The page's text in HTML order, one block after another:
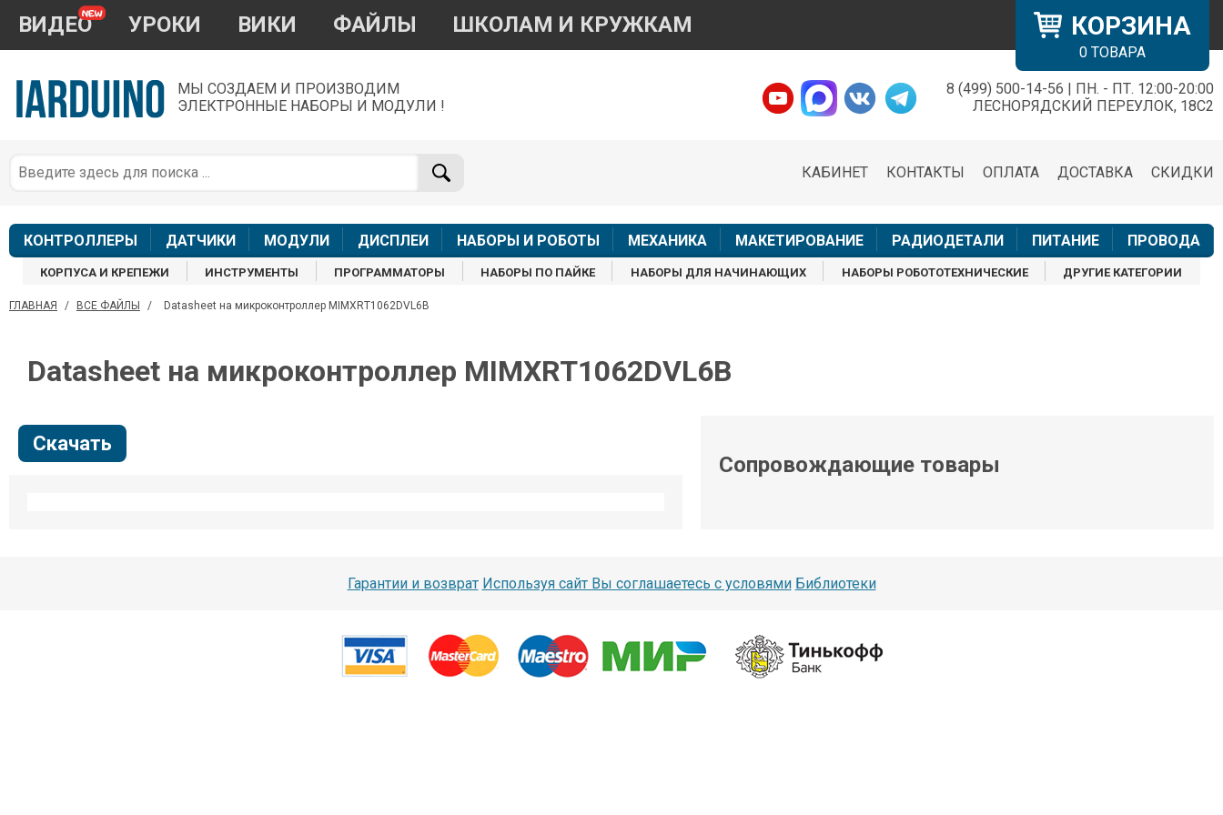
КОРЗИНА
0 ТОВАРА
ВИДЕО УРОКИ ВИКИ ФАЙЛЫ ШКОЛАМ И КРУЖКАМ
МЫ СОЗДАЕМ И ПРОИЗВОДИМ
ЭЛЕКТРОННЫЕ НАБОРЫ И МОДУЛИ !
8 (499) 500-14-56 | ПН. - ПТ. 12:00-20:00
ЛЕСНОРЯДСКИЙ ПЕРЕУЛОК, 18С2
СКИДКИ
ДОСТАВКА
ОПЛАТА
КОНТАКТЫ
КАБИНЕТ
КОНТРОЛЛЕРЫ ДАТЧИКИ МОДУЛИ ДИСПЛЕИ НАБОРЫ И РОБОТЫ МЕХАНИКА МАКЕТИРОВАНИЕ РАДИОДЕТАЛИ ПИТАНИЕ ПРОВОДА
КОРПУСА И КРЕПЕЖИ ИНСТРУМЕНТЫ ПРОГРАММАТОРЫ НАБОРЫ ПО ПАЙКЕ НАБОРЫ ДЛЯ НАЧИНАЮЩИХ НАБОРЫ РОБОТОТЕХНИЧЕСКИЕ ДРУГИЕ КАТЕГОРИИ
ГЛАВНАЯ / ВСЕ ФАЙЛЫ / Datasheet на микроконтроллер MIMXRT1062DVL6B
Datasheet на микроконтроллер MIMXRT1062DVL6B
Скачать
Сопровождающие товары
Гарантии и возврат Используя сайт Вы соглашаетесь с условями Библиотеки
×
По вопросам приобретения товара
+7 968 454 17 38
звонки и аудио сообщения не обслуживаются
Менеджер
shop@iarduino.ru
Менеджер
8 (499) 500-14-56
Консультант